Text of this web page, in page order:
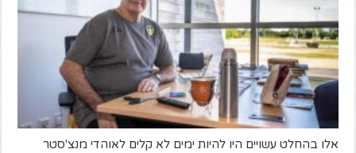
אלו בהחלט עשויים היו להיות ימים לא קלים לאוהדי מנצ'סטר